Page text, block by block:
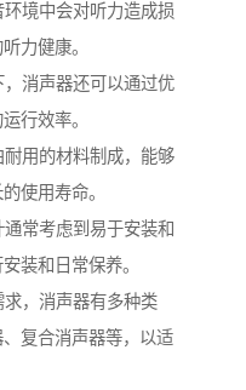
境中会对听力造成损
力健康。
消声器还可以通过优
行效率。
用的材料制成，能够
使用寿命。
常考虑到易于安装和
装和日常保养。
，消声器有多种类
复合消声器等，以适